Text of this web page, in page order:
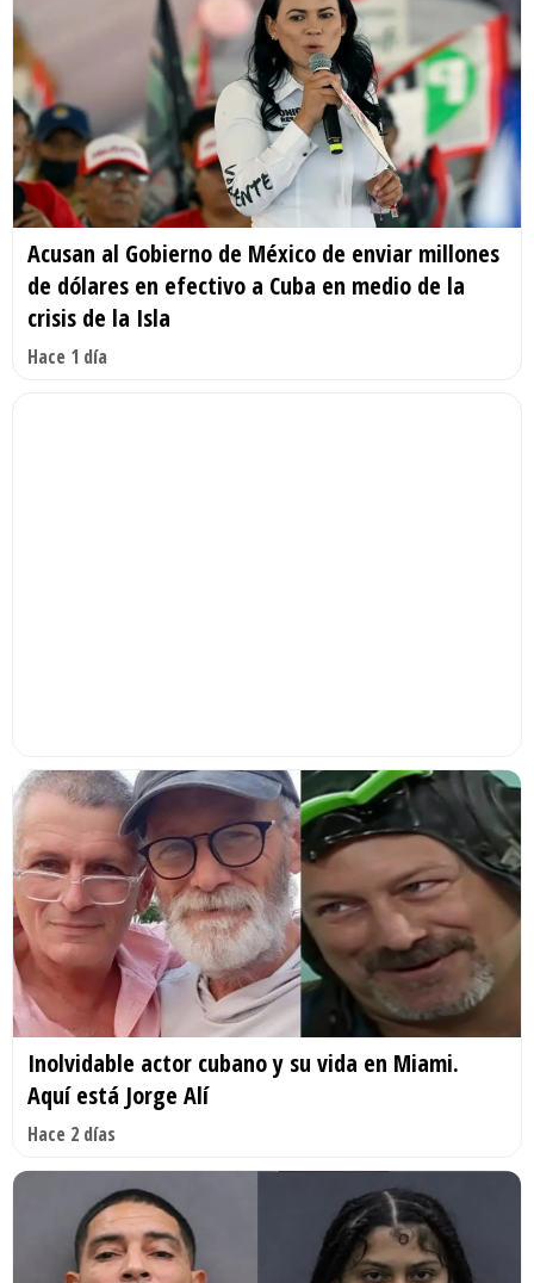
Acusan al Gobierno de México de enviar millones
de dólares en efectivo a Cuba en medio de la
crisis de la Isla
Hace 1 día
Inolvidable actor cubano y su vida en Miami.
Aquí está Jorge Alí
Hace 2 días